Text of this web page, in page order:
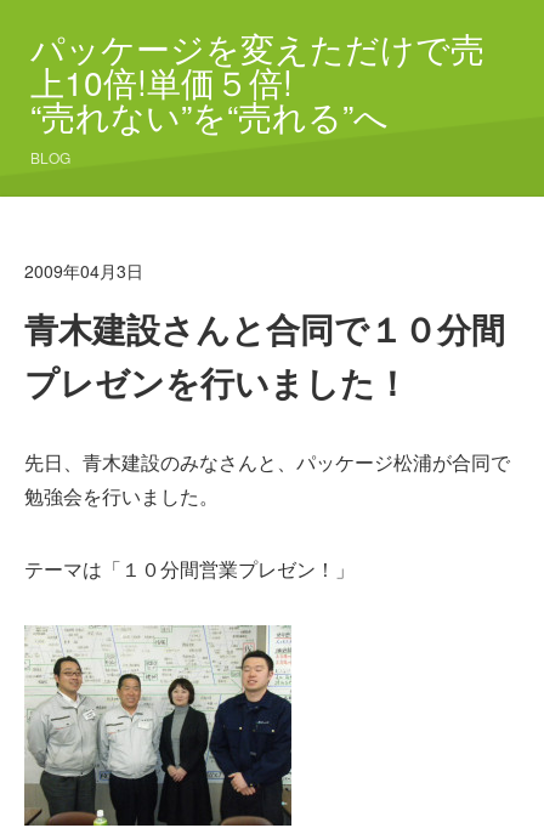
パッケージを変えただけで売
上10倍!単価５倍!
“売れない”を“売れる”へ
BLOG
2009年04月3日
青木建設さんと合同で１０分間
プレゼンを行いました！
先日、青木建設のみなさんと、パッケージ松浦が合同で
勉強会を行いました。
テーマは「１０分間営業プレゼン！」